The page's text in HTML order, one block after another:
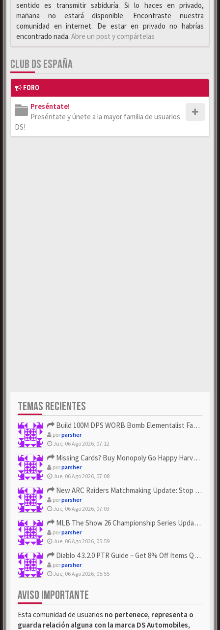
sentido es transmitir sabiduría. Si lo haces en privado,
mañana no estará disponible. Encontraste nuestra
comunidad en internet. De estar en privado no habrías
encontrado nada. Abre un post y compártelas
CLUB DS ESPAÑA
FORO
Preséntate!
Preséntate y únete a la mayor familia de usuarios
DS!
TEMAS RECIENTES
Build 100M DPS WORB Bomb Elementalist Fast - Grab POE Curren...
porparsher
Jue, 06 Ago 2026, 07:12
Missing Cards? Buy Monopoly Go Happy Harvest with Looney Tun...
porparsher
Jue, 06 Ago 2026, 07:08
New ARC Raiders Matchmaking Update: Stop Failed - Grab Bluep...
porparsher
Jue, 06 Ago 2026, 07:03
MLB The Show 26 Championship Series Update! Get Cheap & ...
porparsher
Jue, 06 Ago 2026, 05:59
Diablo 4 3.2.0 PTR Guide – Get 8% Off Items Quickly to Test ...
porparsher
Jue, 06 Ago 2026, 05:55
AVISO IMPORTANTE
Esta comunidad de usuarios no pertenece, representa o
guarda relación alguna con la marca DS Automobiles,